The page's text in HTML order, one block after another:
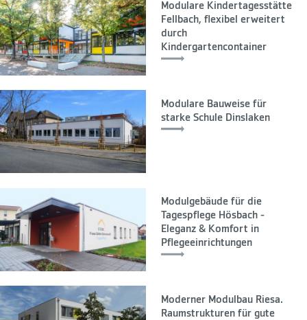
Modulare Kindertagesstätte
Fellbach, flexibel erweitert
durch
Kindergartencontainer
Modulare Bauweise für
starke Schule Dinslaken
Modulgebäude für die
Tagespflege Hösbach -
Eleganz & Komfort in
Pflegeeinrichtungen
Moderner Modulbau Riesa.
Raumstrukturen für gute